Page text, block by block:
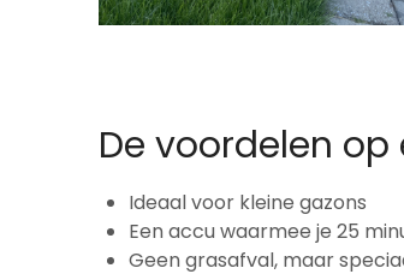
De voordelen op
Ideaal voor kleine gazons
Een accu waarmee je 25
Geen grasafval, maar